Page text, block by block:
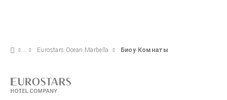
Eurostars Ocean Marbella Биоу Комнаты